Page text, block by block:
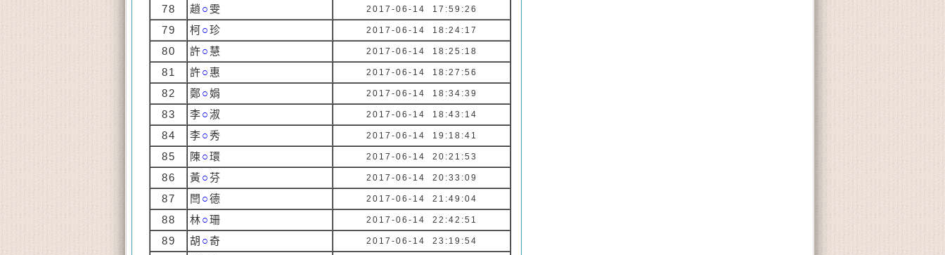
78 趙 ○ 雯 2017-06-14 17:59:26
79 柯○珍 2017-06-14 18:24:17
80 許○ 慧 2017-06-14 18:25:18
81 許○ 惠 2017-06-14 18:27:56
82 鄭○娟 2017-06-14 18:34:39
83 李○淑 2017-06-14 18:43:14
84 李○秀 2017-06-14 19:18:41
85 陳○環 2017-06-14 20:21:53
86 黃○芬 2017-06-14 20:33:09
87 閆 ○德 2017-06-14 21:49:04
88 林○珊 2017-06-14 22:42:51
89 胡 ○奇 2017-06-14 23:19:54